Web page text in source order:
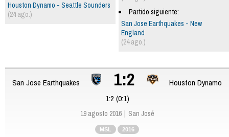
Partido siguiente:
San Jose Earthquakes - New
England
(24 ago.)
Houston Dynamo - Seattle Sounders
(24 ago.)
San Jose Earthquakes 1:2
Houston Dynamo
1:2 (0:1)
19 agosto 2016 San José
MSL 2016